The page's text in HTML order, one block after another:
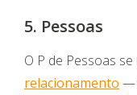
5. Pessoas
O P de Pessoas
relacionamento —